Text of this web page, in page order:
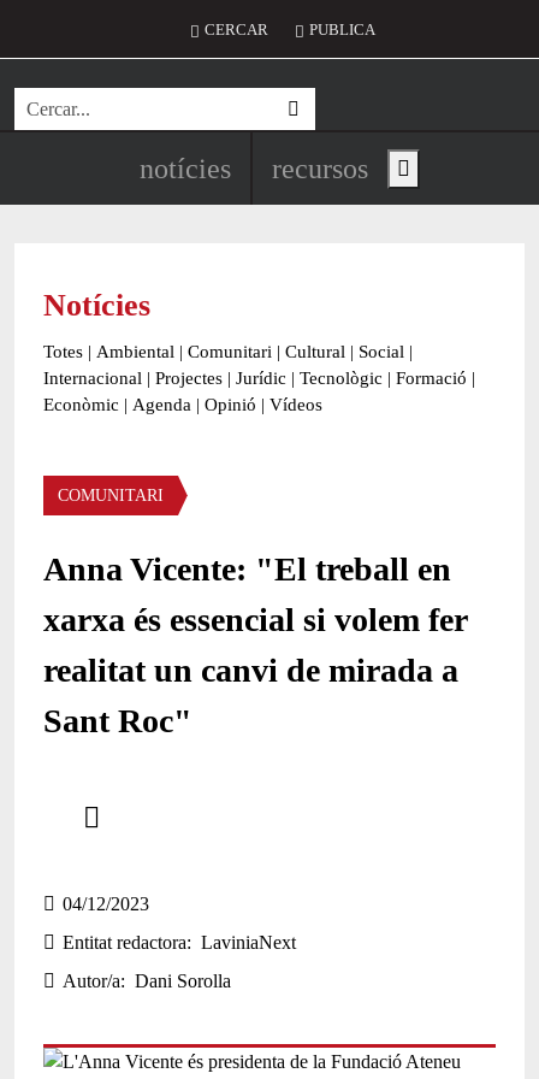
Menú del compte d'usuari
CERCAR PUBLICA
Cerca
Navegació principal de
notícies recursos Show main menu
Notícies
Totes | Ambiental | Comunitari | Cultural | Social |
Internacional | Projectes | Jurídic | Tecnològic | Formació |
Econòmic | Agenda | Opinió | Vídeos
Àmbit de la notícia
COMUNITARI
Anna Vicente: "El treball en
xarxa és essencial si volem fer
realitat un canvi de mirada a
Sant Roc"
04/12/2023
Entitat redactora
LaviniaNext
Autor/a
Dani Sorolla